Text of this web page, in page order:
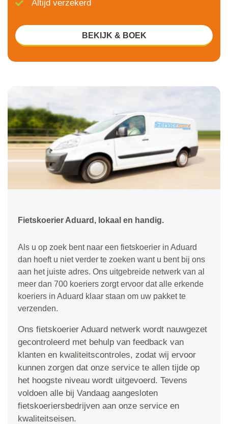
Fietskoerier Aduard, lokaal en handig.
Als u op zoek bent naar een fietskoerier in Aduard
dan hoeft u niet verder te zoeken want u bent bij ons
aan het juiste adres. Ons uitgebreide netwerk van al
meer dan 700 koeriers zorgt ervoor dat alle erkende
koeriers in Aduard klaar staan om uw pakket te
verzenden.
Ons fietskoerier Aduard netwerk wordt nauwgezet
gecontroleerd met behulp van feedback van
klanten en kwaliteitscontroles, zodat wij ervoor
kunnen zorgen dat onze service te allen tijde op
het hoogste niveau wordt uitgevoerd. Tevens
voldoen alle bij Vandaag aangesloten
fietskoeriersbedrijven aan onze service en
kwaliteitseisen.
Altijd verzekerd
BEKIJK & BOEK